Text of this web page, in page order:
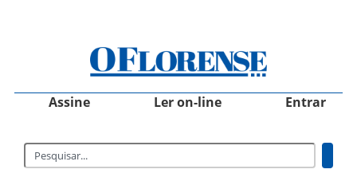
Assine Ler on-line Entrar